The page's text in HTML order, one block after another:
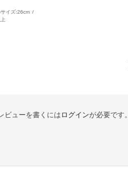
イズ:26cm
ビューを書くにはログインが必要です。